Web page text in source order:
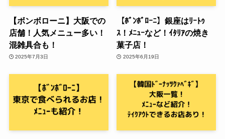
【ボンボローニ】大阪での
店舗！人気メニュー多い！
混雑具合も！
2025年7月3日
【ﾎﾞﾝﾎﾞﾛｰﾆ】銀座はﾘｰﾄｩ
ｽ！ﾒﾆｭｰなど！ｲﾀﾘｱの焼き
菓子店！
2025年6月19日